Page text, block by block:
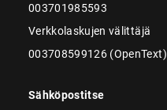
003701985593
Verkkolaskujen välittäjä
003708599126 (OpenText)
Sähköpostitse